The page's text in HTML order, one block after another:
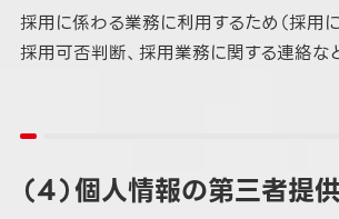
採用に係わる業務に利用するため（採用
採用可否判断、採用業務に関する連絡な
（４）個人情報の第三者提